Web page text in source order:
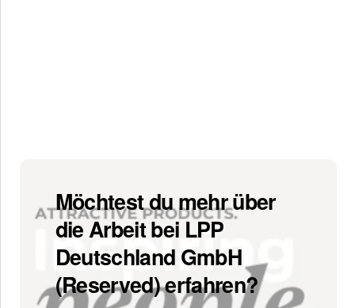
Möchtest du mehr über
die Arbeit bei LPP
Deutschland GmbH
(Reserved) erfahren?